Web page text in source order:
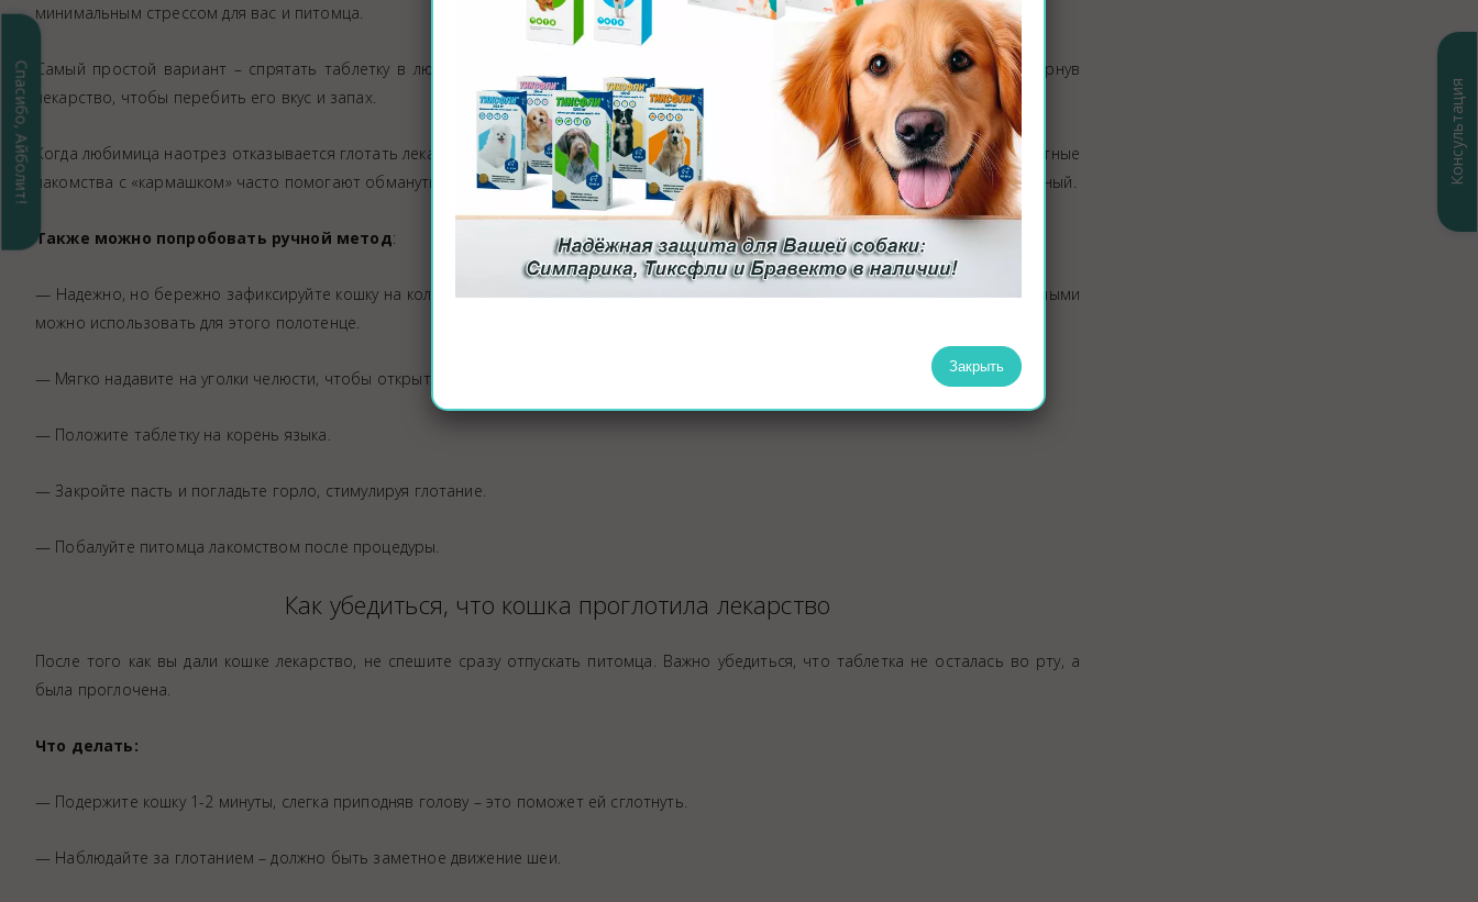
Спасибо, Айболит! Консультация
минимальным стрессом для вас и питомца.
Самый простой вариант – спрятать таблетку в любимом корме. Используйте влажный паштет или мягкий корм, полностью обернув
лекарство, чтобы перебить его вкус и запах.
Когда любимица наотрез отказывается глотать лекарство с кормом, можно попробовать несколько подходов. Специальные ароматные
лакомства с «кармашком» часто помогают обмануть даже самых привередливых питомцев – сильный запах перебивает лекарственный.
Также можно попробовать ручной метод:
— Надежно, но бережно зафиксируйте кошку на коленях или устойчивой поверхности. При взаимодействии с беспокойными животными
можно использовать для этого полотенце.
— Мягко надавите на уголки челюсти, чтобы открыть пасть.
— Положите таблетку на корень языка.
— Закройте пасть и погладьте горло, стимулируя глотание.
— Побалуйте питомца лакомством после процедуры.
Как убедиться, что кошка проглотила лекарство
После того как вы дали кошке лекарство, не спешите сразу отпускать питомца. Важно убедиться, что таблетка не осталась во рту, а
была проглочена.
Что делать:
— Подержите кошку 1-2 минуты, слегка приподняв голову – это поможет ей сглотнуть.
— Наблюдайте за глотанием – должно быть заметное движение шеи.
Закрыть